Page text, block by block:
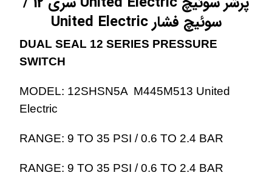
سوئیچ فشار United Electric
DUAL SEAL 12 SERIES PRESSURE
SWITCH
MODEL: 12SHSN5A M445M513 United
Electric
RANGE: 9 TO 35 PSI / 0.6 TO 2.4 BAR
RANGE: 9 TO 35 PSI / 0.6 TO 2.4 BAR